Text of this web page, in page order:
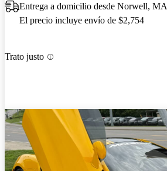
Entrega a domicilio desde Norwell, MA
El precio incluye envío de $2,754
Trato justo